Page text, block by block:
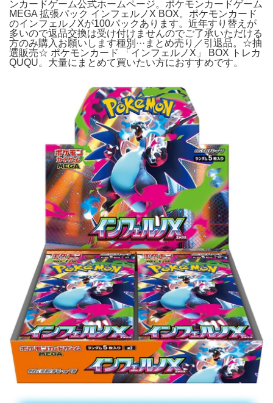
ンカードゲーム公式ホームページ。ポケモンカードゲーム
MEGA 拡張パック インフェルノX BOX。ポケモンカード
のインフェルノXが100パックあります。近年すり替えが
多いので返品交換は受け付けませんのでご了承いただける
方のみ購入お願いします種別···まとめ売り／引退品。☆抽
選販売☆ ポケモンカード 「インフェルノX」 BOX トレカ
QUQU。大量にまとめて買いたい方におすすめです。